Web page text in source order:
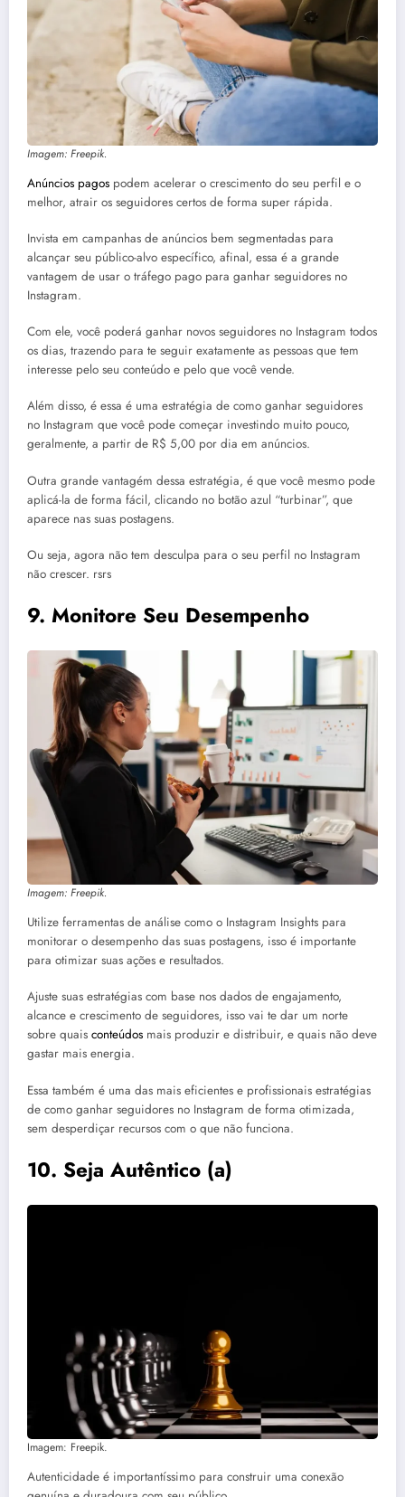
Imagem: Freepik.
Anúncios pagos podem acelerar o crescimento do seu perfil e o
melhor, atrair os seguidores certos de forma super rápida.
Invista em campanhas de anúncios bem segmentadas para
alcançar seu público-alvo específico, afinal, essa é a grande
vantagem de usar o tráfego pago para ganhar seguidores no
Instagram.
Com ele, você poderá ganhar novos seguidores no Instagram todos
os dias, trazendo para te seguir exatamente as pessoas que tem
interesse pelo seu conteúdo e pelo que você vende.
Além disso, é essa é uma estratégia de como ganhar seguidores
no Instagram que você pode começar investindo muito pouco,
geralmente, a partir de R$ 5,00 por dia em anúncios.
Outra grande vantagém dessa estratégia, é que você mesmo pode
aplicá-la de forma fácil, clicando no botão azul “turbinar”, que
aparece nas suas postagens.
Ou seja, agora não tem desculpa para o seu perfil no Instagram
não crescer. rsrs
9. Monitore Seu Desempenho
Imagem: Freepik.
Utilize ferramentas de análise como o Instagram Insights para
monitorar o desempenho das suas postagens, isso é importante
para otimizar suas ações e resultados.
Ajuste suas estratégias com base nos dados de engajamento,
alcance e crescimento de seguidores, isso vai te dar um norte
sobre quais conteúdos mais produzir e distribuir, e quais não deve
gastar mais energia.
Essa também é uma das mais eficientes e profissionais estratégias
de como ganhar seguidores no Instagram de forma otimizada,
sem desperdiçar recursos com o que não funciona.
10. Seja Autêntico (a)
Imagem: Freepik.
Autenticidade é importantíssimo para construir uma conexão